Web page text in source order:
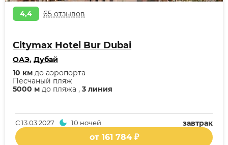
4,4 65 отзывов
Citymax Hotel Bur Dubai
ОАЭ, Дубай
5000 м до пляжа , 3 линия
Песчаный пляж
10 км до аэропорта
завтрак
С13.03.2027 10 ночей
от 161 784 ₽